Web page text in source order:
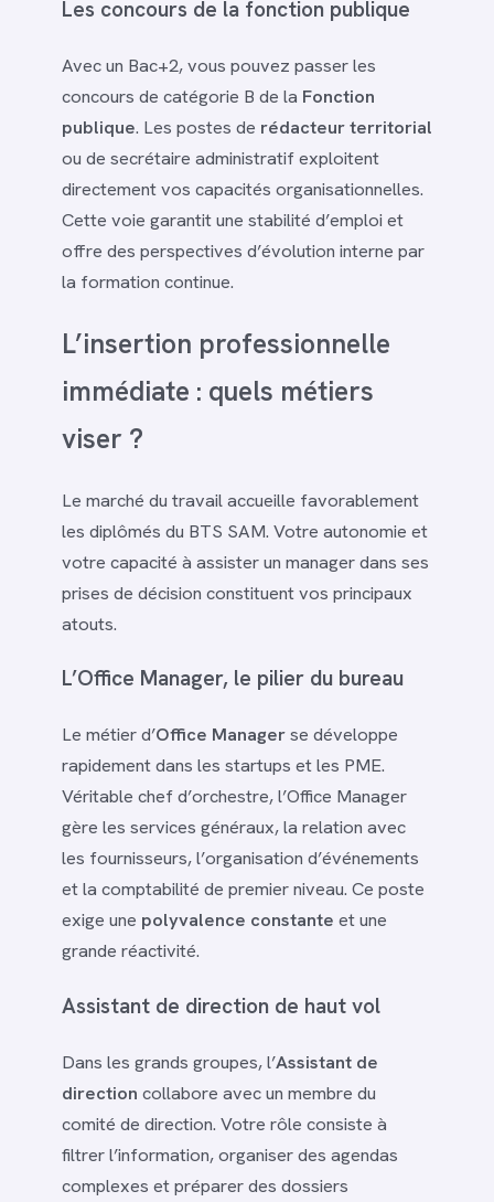
Les concours de la fonction publique
Avec un Bac+2, vous pouvez passer les
concours de catégorie B de la Fonction
publique. Les postes de rédacteur territorial
ou de secrétaire administratif exploitent
directement vos capacités organisationnelles.
Cette voie garantit une stabilité d’emploi et
offre des perspectives d’évolution interne par
la formation continue.
L’insertion professionnelle
immédiate : quels métiers
viser ?
Le marché du travail accueille favorablement
les diplômés du BTS SAM. Votre autonomie et
votre capacité à assister un manager dans ses
prises de décision constituent vos principaux
atouts.
L’Office Manager, le pilier du bureau
Le métier d’Office Managerse développe
rapidement dans les startups et les PME.
Véritable chef d’orchestre, l’Office Manager
gère les services généraux, la relation avec
les fournisseurs, l’organisation d’événements
et la comptabilité de premier niveau. Ce poste
exige une polyvalence constante et une
grande réactivité.
Assistant de direction de haut vol
Dans les grands groupes, l’Assistant de
direction collabore avec un membre du
comité de direction. Votre rôle consiste à
filtrer l’information, organiser des agendas
complexes et préparer des dossiers